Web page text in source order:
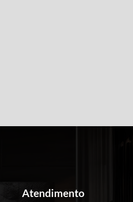
Atendimento